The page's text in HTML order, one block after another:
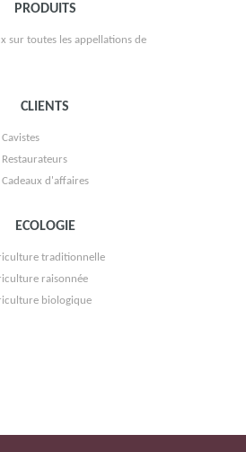
DE LA GUILLAUMERIE
PRODUITS
sur toutes les appellations de
CLIENTS
Cavistes
Restaurateurs
Cadeaux d'affaires
ECOLOGIE
traditionnelle
raisonnée
biologique